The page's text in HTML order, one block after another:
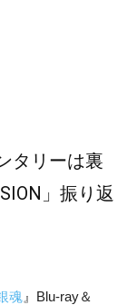
タリーは裏
」振り返
魂 』Blu-ray＆